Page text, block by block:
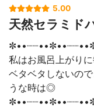
5.00
天然セラミド
私はお風呂上がり
ベタベタしないの
うな時は◎